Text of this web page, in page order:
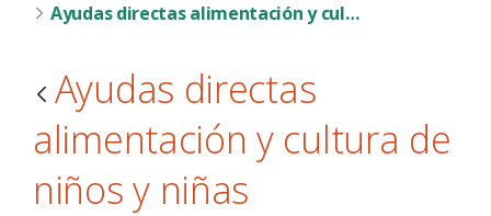
Ayudas directas alimentación y cultura de niños y niñas
Ayudas directas
alimentación y cultura de
niños y niñas